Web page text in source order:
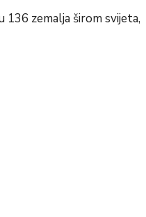
zemalja širom svijeta,